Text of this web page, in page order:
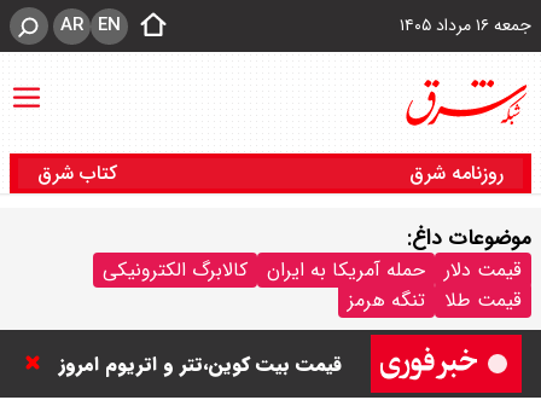
جمعه ۱۶ مرداد ۱۴۰۵ EN
AR
روزنامه شرق کتاب شرق
موضوعات داغ:
قیمت دلار حمله آمریکا به ایران
کالابرگ الکترونیکی
قیمت طلا
تنگه هرمز
جزئیات عرضه اولیه احیا در فرابورس
اعلام شد
قیمت بیت کوین،تتر و اتریوم امروز